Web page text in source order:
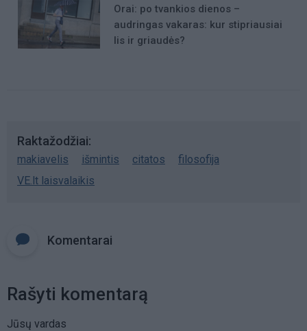
Orai: po tvankios dienos –
audringas vakaras: kur stipriausiai
lis ir griaudės?
Raktažodžiai
makiavelis išmintis citatos
filosofija
VE.lt laisvalaikis
Komentarai
Rašyti komentarą
Jūsų vardas